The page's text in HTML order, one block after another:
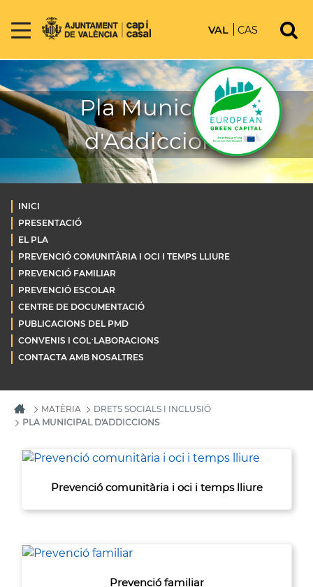
VAL CAS
Pla Municipal
d'Addiccions
INICI
PRESENTACIÓ
EL PLA
PREVENCIÓ COMUNITÀRIA I OCI I TEMPS LLIURE
PREVENCIÓ FAMILIAR
PREVENCIÓ ESCOLAR
CENTRE DE DOCUMENTACIÓ
PUBLICACIONS DEL PMD
CONVENIS I COL·LABORACIONS
CONTACTA AMB NOSALTRES
MATÈRIA
DRETS SOCIALS I INCLUSIÓ
PLA MUNICIPAL D'ADDICCIONS
Prevenció comunitària i oci i temps lliure
Prevenció familiar